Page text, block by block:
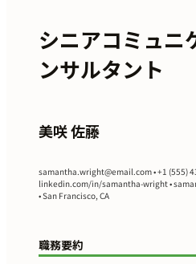
シニアコミュニ
ンサルタント
美咲 佐藤
samantha.wright@email.com• +1 (555)
linkedin.com/in/samantha-wright •
• San Francisco, CA
職務要約